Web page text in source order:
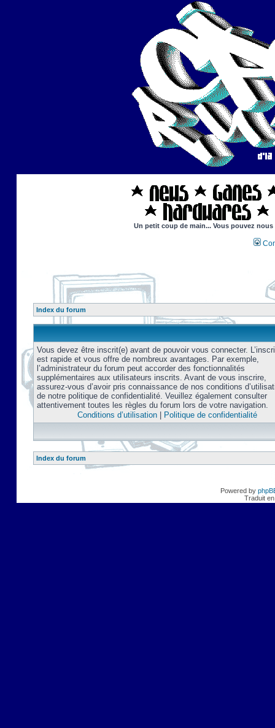
Un petit coup de main... Vous pouvez
Index du forum
Vous devez être inscrit(e) avant de pouvoir vous connecter.
est rapide et vous offre de nombreux avantages. Par exemple,
l’administrateur du forum peut accorder des fonctionnalités
supplémentaires aux utilisateurs inscrits. Avant de vous inscrire,
assurez-vous d’avoir pris connaissance de nos conditions
de notre politique de confidentialité. Veuillez également consulter
attentivement toutes les règles du forum lors de votre navigation.
Conditions d’utilisation| Politique de confidentialité
Index du forum
Powered by
Traduit